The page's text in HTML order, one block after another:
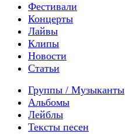
Фестивали
Концерты
Лайвы
Клипы
Новости
Статьи
Группы / Музыканты
Альбомы
Лейблы
Тексты песен